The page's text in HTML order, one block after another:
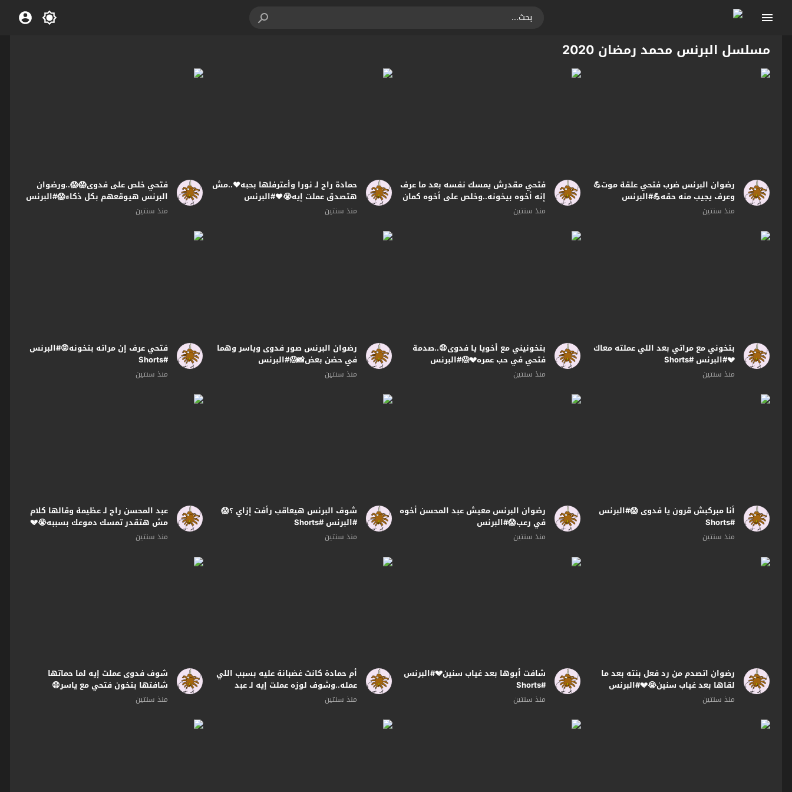
مسلسل البرنس محمد رمضان 2020
رضوان البرنس ضرب فتحي علقة موت💪
وعرف يجيب منه حقه💪#البرنس
منذ سنتين
فتحي مقدرش يمسك نفسه بعد ما عرف
إنه أخوه بيخونه..وخلص على أخوه كمان
😱😔#البرنس
منذ سنتين
حمادة راح لـ نورا وأعترفلها بحبه❤️..مش
هتصدق عملت إيه😭❤️#البرنس
منذ سنتين
فتحي خلص على فدوى😱😱..ورضوان
البرنس هيوقعهم بكل ذكاء😱#البرنس
منذ سنتين
بتخوني مع مراتي بعد اللي عملته معاك
💔#البرنس #Shorts
منذ سنتين
بتخونيني مع أخويا يا فدوى😧..صدمة
فتحي في حب عمره💔😱#البرنس
منذ سنتين
رضوان البرنس صور فدوى وياسر وهما
في حضن بعض📸😱#البرنس
منذ سنتين
فتحي عرف إن مراته بتخونه😡#البرنس
#Shorts
منذ سنتين
أنا مبركبش قرون يا فدوى 😱#البرنس
#Shorts
منذ سنتين
رضوان البرنس معيش عبد المحسن أخوه
في رعب😱#البرنس
منذ سنتين
شوف البرنس هيعاقب رأفت إزاي ؟😱
#البرنس #Shorts
منذ سنتين
عبد المحسن راح لـ عظيمة وقالها كلام
مش هتقدر تمسك دموعك بسببه😭💔
#البرنس
منذ سنتين
رضوان اتصدم من رد فعل بنته بعد ما
لقاها بعد غياب سنين😭💔#البرنس
منذ سنتين
شافت أبوها بعد غياب سنين💔#البرنس
#Shorts
منذ سنتين
أم حمادة كانت غضبانة عليه بسبب اللي
عمله..وشوف لوزه عملت إيه لـ عبد
المحسن#البرنس
منذ سنتين
شوف فدوى عملت إيه لما حماتها
شافتها بتخون فتحي مع ياسر😧
#البرنس
منذ سنتين